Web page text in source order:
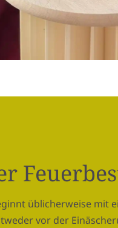
üblicherweise mit
vor der